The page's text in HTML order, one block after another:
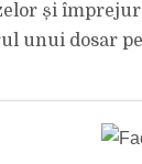
și
unui dosar